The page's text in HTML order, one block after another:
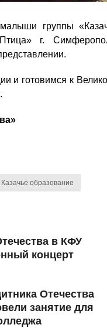
группы
г.
и готовимся к
Казачье образование
в КФУ
концерт
Отечества
занятие для